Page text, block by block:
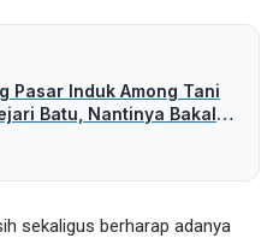
Pasar Induk Among Tani
Batu, Nantinya Bakal
Lain
sekaligus berharap adanya